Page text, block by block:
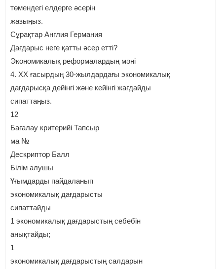
төмендегі елдерге әсерін
жазыңыз.
Сұрақтар Англия Германия
Дағдарыс неге қатты әсер етті?
Экономикалық реформалардың мәні
4. ХХ ғасырдың 30-жылдардағы экономикалық
дағдарысқа дейінгі және кейінгі жағдайды
сипаттаңыз.
12
Бағалау критерийі Тапсыр
ма №
Дескриптор Балл
Білім алушы
Ұғымдарды пайдаланып
экономикалық дағдарысты
сипаттайды
1 экономикалық дағдарыстың себебін
анықтайды;
1
экономикалық дағдарыстың салдарын